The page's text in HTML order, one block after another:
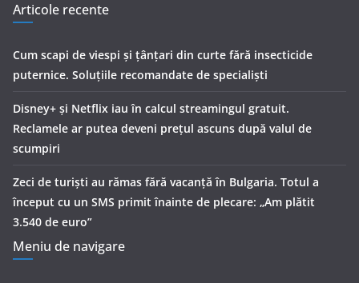
Articole recente
Cum scapi de viespi și țânțari din curte fără insecticide
puternice. Soluțiile recomandate de specialiști
Disney+ și Netflix iau în calcul streamingul gratuit.
Reclamele ar putea deveni prețul ascuns după valul de
scumpiri
Zeci de turiști au rămas fără vacanță în Bulgaria. Totul a
început cu un SMS primit înainte de plecare: „Am plătit
3.540 de euro”
Meniu de navigare